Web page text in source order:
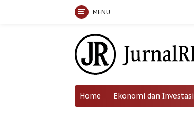
MENU
Home Ekonomi dan Investasi